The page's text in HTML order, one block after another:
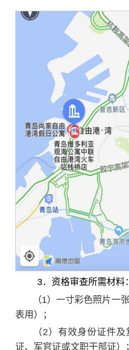
3．资格审查所需材料：
（1）一寸彩色照片一
表用）；
（2）有效身份证件
证、军官证或文职干部证）